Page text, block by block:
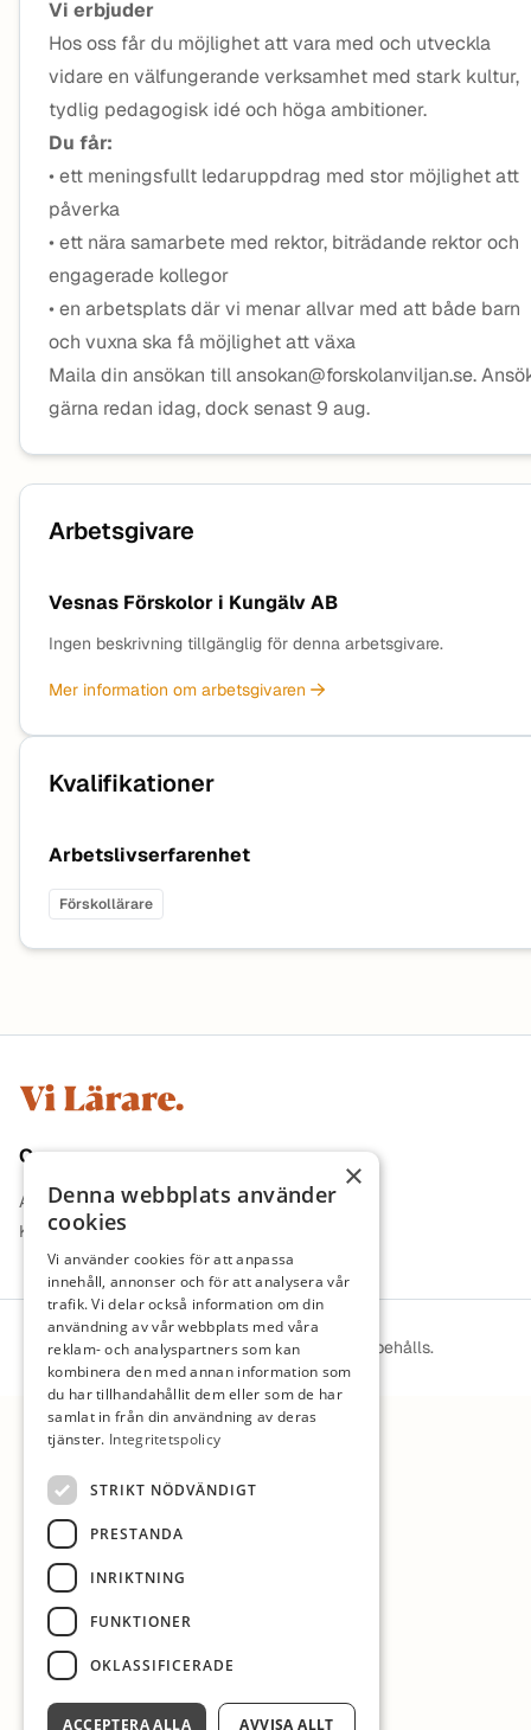
Vi erbjuder
Hos oss får du möjlighet att vara med och utveckla
vidare en välfungerande verksamhet med stark kultur,
tydlig pedagogisk idé och höga ambitioner.
Du får:
• ett meningsfullt ledaruppdrag med stor möjlighet att
påverka
• ett nära samarbete med rektor, biträdande rektor och
engagerade kollegor
• en arbetsplats där vi menar allvar med att både barn
och vuxna ska få möjlighet att växa
Maila din ansökan till ansokan@forskolanviljan.se.
gärna redan idag, dock senast 9 aug.
Arbetsgivare
Vesnas Förskolor i Kungälv AB
Ingen beskrivning tillgänglig för denna arbetsgivare.
Mer information om arbetsgivaren
Kvalifikationer
Arbetslivserfarenhet
Förskollärare
Om oss
Arbetsgivare i fokus
Kontakt
© 2026 ViLärare. Alla rättigheter förbehålls.
×
Denna webbplats använder
cookies
Vi använder cookies för att anpassa
innehåll, annonser och för att analysera vår
trafik. Vi delar också information om din
användning av vår webbplats med våra
reklam- och analyspartners som kan
kombinera den med annan information som
du har tillhandahållit dem eller som de har
samlat in från din användning av deras
tjänster. Integritetspolicy
STRIKT NÖDVÄNDIGT
PRESTANDA
INRIKTNING
FUNKTIONER
OKLASSIFICERADE
ACCEPTERA ALLA AVVISA ALLT